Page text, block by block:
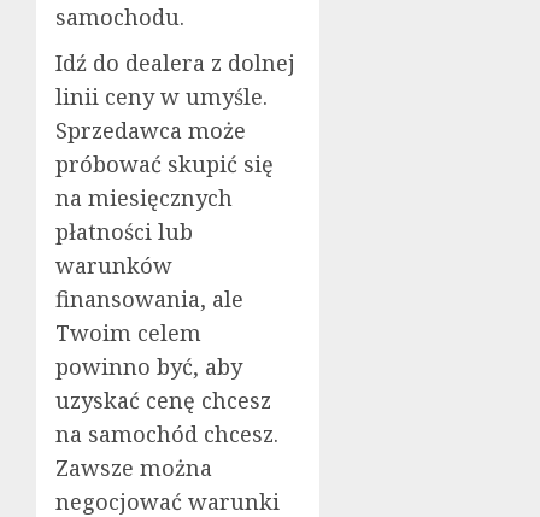
samochodu.
Idź do dealera z dolnej
linii ceny w umyśle.
Sprzedawca może
próbować skupić się
na miesięcznych
płatności lub
warunków
finansowania, ale
Twoim celem
powinno być, aby
uzyskać cenę chcesz
na samochód chcesz.
Zawsze można
negocjować warunki